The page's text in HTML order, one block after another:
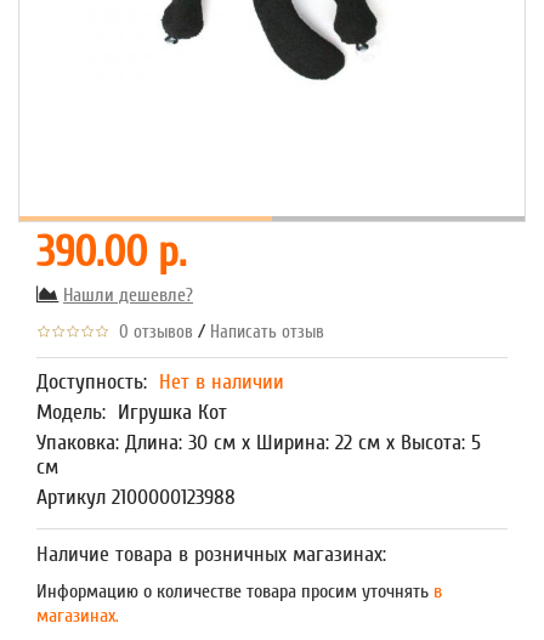
390.00 р.
Нашли дешевле?
0 отзывов / Написать отзыв
Доступность: Нет в наличии
Модель: Игрушка Кот
Упаковка: Длина: 30 см x Ширина: 22 см x Высота: 5
см
Артикул 2100000123988
Наличие товара в розничных магазинах:
Информацию о количестве товара просим уточнять в
магазинах.